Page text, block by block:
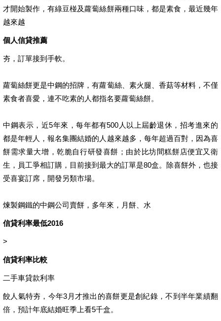
才開始製作，有綠豆椪及蘿蔔絲餅兩種口味，都是素食，最近幾年
越來越
個人信貸推薦
夯，訂單接到手軟。
蘿蔔絲餅更是中鋼的招牌，有蘿蔔絲、素火腿、香菇等材料，不僅
素食者喜愛，連不吃素的人都指名要蘿蔔絲餅。
中鋼表示，近5年來，每年都有500人以上屆齡退休，招考進來的
都是年輕人，報名集團結婚的人越來越多，每年超過百對，因為喜
餅需求量大增，乾脆自行研發喜餅；由於比坊間糕餅店便宜又衛
生，員工爭相訂購，目前接到最大的訂單是80盒。除喜餅外，也接
受喜宴訂席，開發另類市場。
煉製鋼鐵的中鋼公司賣餅，多年來，月餅、水
信貸利率最低2016
>
信貸利率比較
二手車貸款利率
餃人氣特夯，今年3月才推出的喜餅更是創紀錄，不到半年業績翻
倍，預計年底結婚旺季上看5千盒。